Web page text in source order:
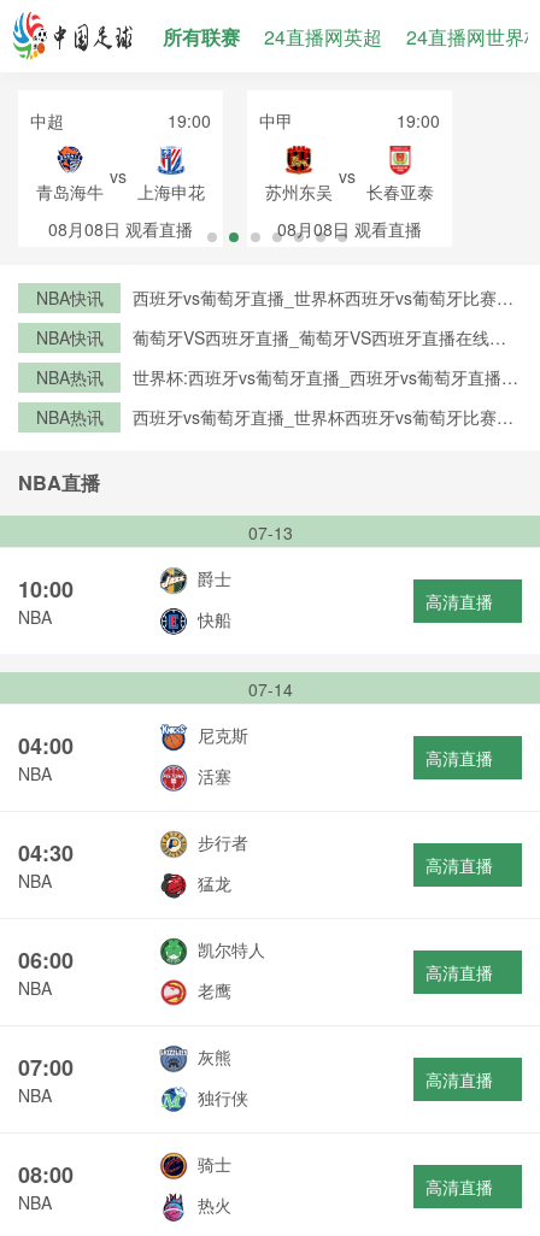
所有联赛 24直播网英超 24直播网世界
中超 19:00
青岛海牛
vs
上海申花
08月08日 观看直播
中甲 19:00
苏州东吴
vs
长春亚泰
08月08日 观看直播
NBA快讯
西班牙vs葡萄牙直播_世界杯西班牙vs葡萄牙比赛直
NBA快讯
葡萄牙VS西班牙直播_葡萄牙VS西班牙直播在线观
NBA热讯
世界杯:西班牙vs葡萄牙直播_西班牙vs葡萄牙直播免
清视频直播
NBA热讯
西班牙vs葡萄牙直播_世界杯西班牙vs葡萄牙比赛直
NBA直播
07-13
10:00
NBA
爵士
快船
高清直播
07-14
04:00
NBA
尼克斯
活塞
高清直播
04:30
NBA
步行者
猛龙
高清直播
06:00
NBA
凯尔特人
老鹰
高清直播
07:00
NBA
灰熊
独行侠
高清直播
08:00
NBA
骑士
热火
高清直播